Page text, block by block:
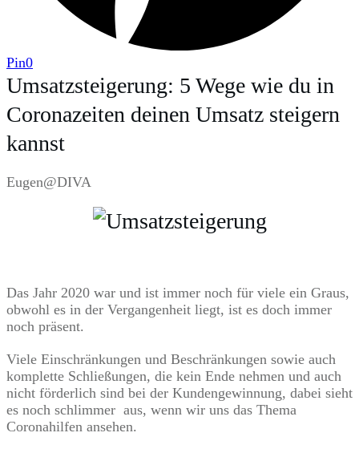
Pin0
Umsatzsteigerung: 5 Wege wie du in
Coronazeiten deinen Umsatz steigern
kannst
Eugen@DIVA
Das Jahr 2020 war und ist immer noch für viele ein Graus,
obwohl es in der Vergangenheit liegt, ist es doch immer
noch präsent.
Viele Einschränkungen und Beschränkungen sowie auch
komplette Schließungen, die kein Ende nehmen und auch
nicht förderlich sind bei der Kundengewinnung, dabei sieht
es noch schlimmer aus, wenn wir uns das Thema
Coronahilfen ansehen.